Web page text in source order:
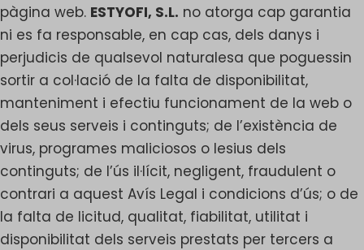
pàgina web. ESTYOFI, S.L. no atorga cap garantia
ni es fa responsable, en cap cas, dels danys i
perjudicis de qualsevol naturalesa que poguessin
sortir a col·lació de la falta de disponibilitat,
manteniment i efectiu funcionament de la web o
dels seus serveis i continguts; de l’existència de
virus, programes maliciosos o lesius dels
continguts; de l’ús il·lícit, negligent, fraudulent o
contrari a aquest Avís Legal i condicions d’ús; o de
la falta de licitud, qualitat, fiabilitat, utilitat i
disponibilitat dels serveis prestats per tercers a